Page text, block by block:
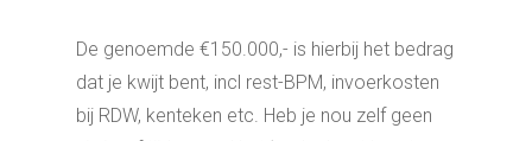
De genoemde €150.000,- is hierbij het bedrag
dat je kwijt bent, incl rest-BPM, invoerkosten
bij RDW, kenteken etc. Heb je nou zelf geen